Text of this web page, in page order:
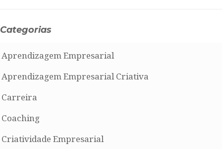
Categorias
Aprendizagem Empresarial
Aprendizagem Empresarial Criativa
Carreira
Coaching
Criatividade Empresarial